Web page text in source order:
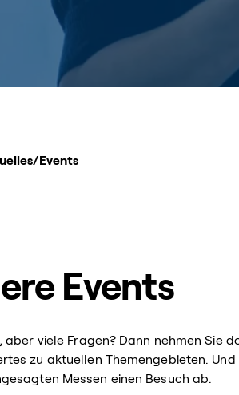
/Events
Events
aber viele Fragen? Dann nehmen Sie
zu aktuellen Themengebieten.
Messen einen Besuch ab.